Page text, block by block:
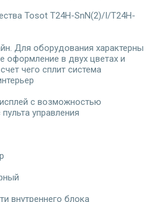
Tosot T24H-SnN(2)/I/T24H-
Для оборудования характерны
оформление в двух цветах и
чего сплит система
с возможностью
управления
внутреннего блока